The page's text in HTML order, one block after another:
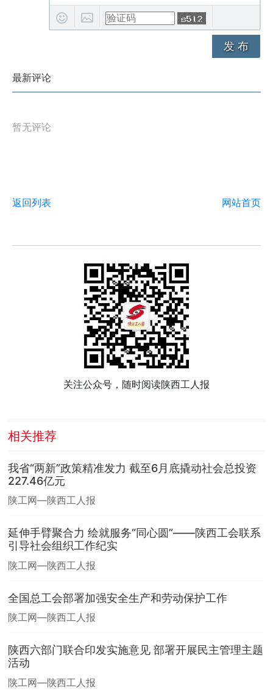
发 布
最新评论
暂无评论
返回列表 网站首页
关注公众号，随时阅读陕西工人报
相关推荐
我省“两新”政策精准发力 截至6月底撬动社会总投资
227.46亿元
陕工网—陕西工人报
延伸手臂聚合力 绘就服务“同心圆”——陕西工会联系
引导社会组织工作纪实
陕工网—陕西工人报
全国总工会部署加强安全生产和劳动保护工作
陕工网—陕西工人报
陕西六部门联合印发实施意见 部署开展民主管理主题
活动
陕工网—陕西工人报